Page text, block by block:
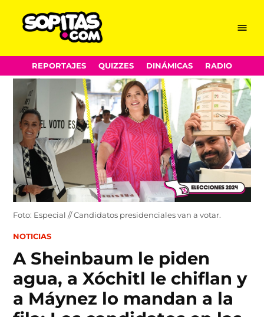
Skip
to
content
Menu
REPORTAJES QUIZZES DINÁMICAS RADIO
Foto: Especial // Candidatos presidenciales van a votar.
POSTED
NOTICIAS
A Sheinbaum le piden
agua, a Xóchitl le chiflan y
a Máynez lo mandan a la